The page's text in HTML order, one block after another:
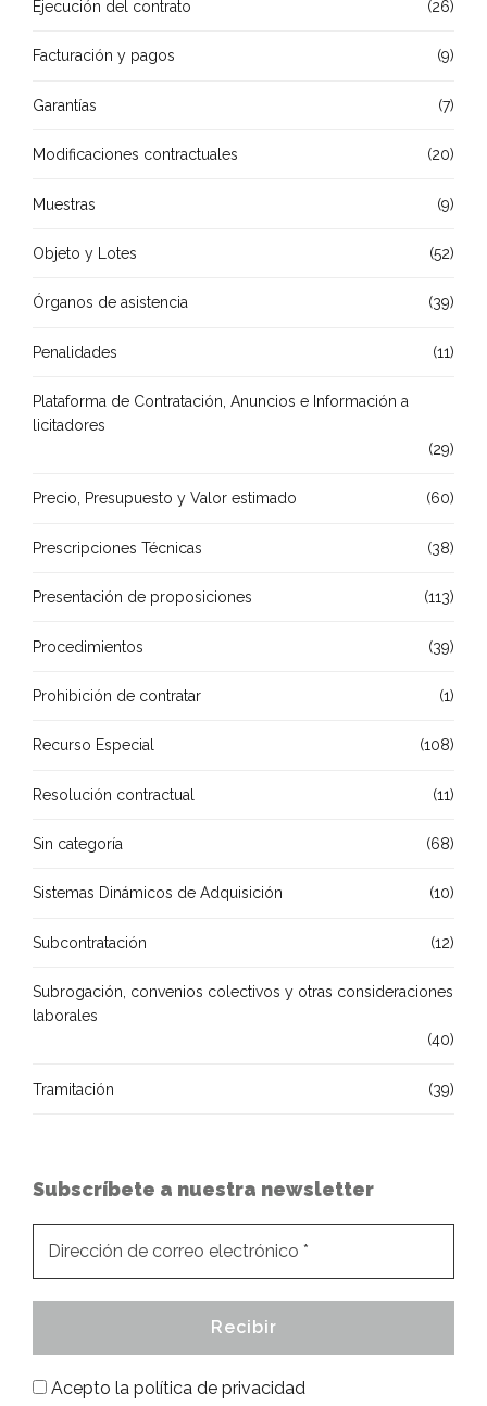
Ejecución del contrato (26)
Facturación y pagos (9)
Garantías (7)
Modificaciones contractuales (20)
Muestras (9)
Objeto y Lotes (52)
Órganos de asistencia (39)
Penalidades (11)
Plataforma de Contratación, Anuncios e Información a
licitadores
(29)
Precio, Presupuesto y Valor estimado (60)
Prescripciones Técnicas (38)
Presentación de proposiciones (113)
Procedimientos (39)
Prohibición de contratar (1)
Recurso Especial (108)
Resolución contractual (11)
Sin categoría (68)
Sistemas Dinámicos de Adquisición (10)
Subcontratación (12)
Subrogación, convenios colectivos y otras consideraciones
laborales
(40)
Tramitación (39)
Subscríbete a nuestra newsletter
Acepto la política de privacidad